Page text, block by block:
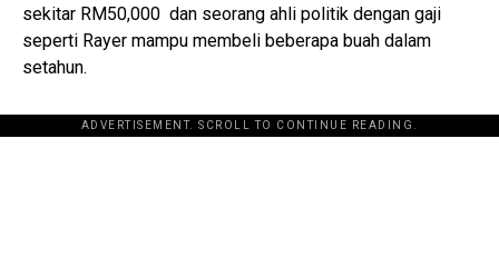
sekitar RM50,000 dan seorang ahli politik dengan gaji
seperti Rayer mampu membeli beberapa buah dalam
setahun.
ADVERTISEMENT. SCROLL TO CONTINUE READING.